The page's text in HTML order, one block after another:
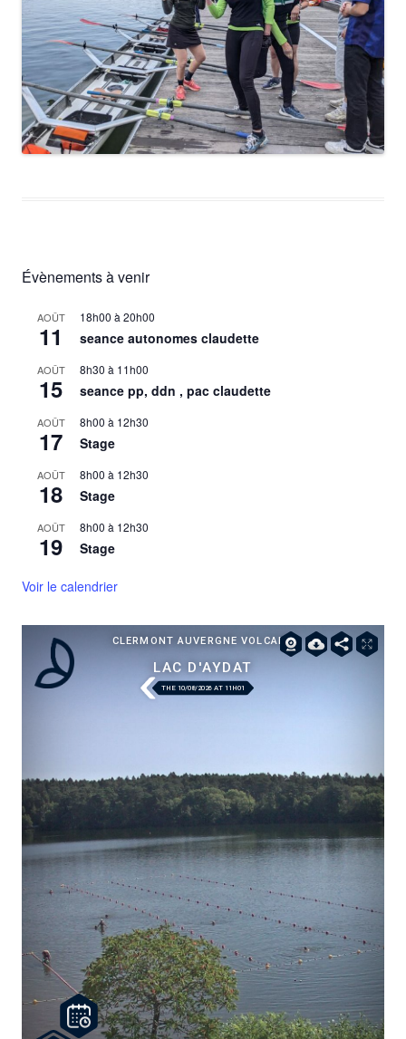
Évènements à venir
AOÛT
11
18h00 à20h00
seance autonomes claudette
AOÛT
15
8h30 à 11h00
seance pp, ddn , pac claudette
AOÛT
17
8h00 à 12h30
Stage
AOÛT
18
8h00 à 12h30
Stage
AOÛT
19
8h00 à 12h30
Stage
Voir le calendrier